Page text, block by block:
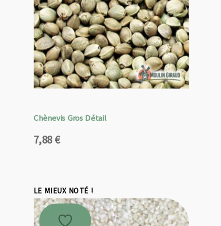
Chènevis Gros Détail
7,88€
LE MIEUX NOTÉ !